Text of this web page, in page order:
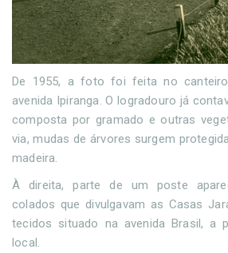
De 1955, a foto foi feita no
avenida Ipiranga. O logradouro já
composta por gramado e outras
via, mudas de árvores surgem
madeira.
À direita, parte de um poste
colados que divulgavam as Casas
tecidos situado na avenida Brasil, a
local.